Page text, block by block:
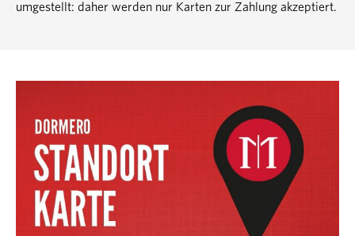
umgestellt: daher werden nur Karten zur Zahlung akzeptiert.